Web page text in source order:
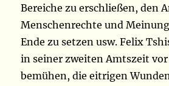
Bereiche zu erschließen, den
Menschenrechte und
Ende zu setzen usw. Felix
in seiner zweiten Amtszeit
bemühen, die eitrigen